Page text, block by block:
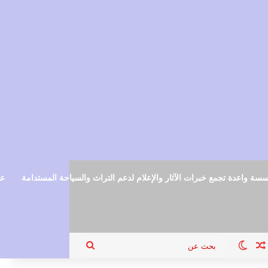
واعدة تجمع خبرات الآثار والإعلام لدعم التراث والسياحة المستدامة
الدخول
مقال عشوائي
الوضع المظلم
بحث